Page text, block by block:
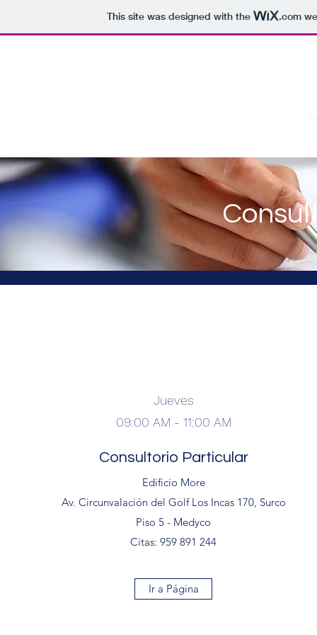
This site was designed with the .com
Jueves
09:00 AM - 11:00 AM
Consultorio Particular
Edificio More
Av. Circunvalación del Golf Los Incas 170, Surco
Piso 5 - Medyco
Citas: 959 891 244
Ir a Página